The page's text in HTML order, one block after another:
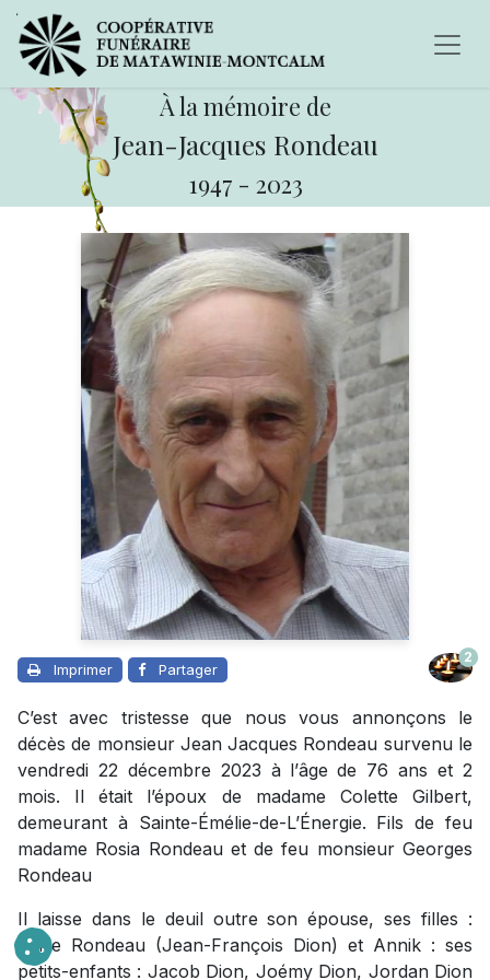
À la mémoire de
Jean-Jacques Rondeau
1947 - 2023
Imprimer Partager
2
C’est avec tristesse que nous vous annonçons le
décès de monsieur Jean Jacques Rondeau survenu le
vendredi 22 décembre 2023 à l’âge de 76 ans et 2
mois. Il était l’époux de madame Colette Gilbert,
demeurant à Sainte-Émélie-de-L’Énergie. Fils de feu
madame Rosia Rondeau et de feu monsieur Georges
Rondeau
Il laisse dans le deuil outre son épouse, ses filles :
Jakie Rondeau (Jean-François Dion) et Annik : ses
petits-enfants : Jacob Dion, Joémy Dion, Jordan Dion